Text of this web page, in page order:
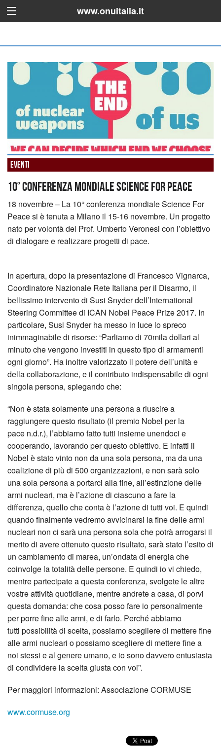
www.onuitalia.it
Eventi
10° Conferenza Mondiale Science For Peace
18 novembre – La 10° conferenza mondiale Science For
Peace si è tenuta a Milano il 15-16 novembre. Un progetto
nato per volontà del Prof. Umberto Veronesi con l’obiettivo
di dialogare e realizzare progetti di pace.
In apertura, dopo la presentazione di Francesco Vignarca,
Coordinatore Nazionale Rete Italiana per il Disarmo, il
bellissimo intervento di Susi Snyder dell’International
Steering Committee di ICAN Nobel Peace Prize 2017. In
particolare, Susi Snyder ha messo in luce lo spreco
inimmaginabile di risorse: “Parliamo di 70mila dollari al
minuto che vengono investiti in questo tipo di armamenti
ogni giorno”. Ha inoltre valorizzato il potere dell’unità e
della collaborazione, e il contributo indispensabile di ogni
singola persona, spiegando che:
“Non è stata solamente una persona a riuscire a
raggiungere questo risultato (il premio Nobel per la
pace n.d.r.), l’abbiamo fatto tutti insieme unendoci e
cooperando, lavorando per questo obiettivo. E infatti il
Nobel è stato vinto non da una sola persona, ma da una
coalizione di più di 500 organizzazioni, e non sarà solo
una sola persona a portarci alla fine, all’estinzione delle
armi nucleari, ma è l’azione di ciascuno a fare la
differenza, quello che conta è l’azione di tutti voi. E quindi
quando finalmente vedremo avvicinarsi la fine delle armi
nucleari non ci sarà una persona sola che potrà arrogarsi il
merito di avere ottenuto questo risultato, sarà stato l’esito di
un cambiamento di marea, un’ondata di energia che
coinvolge la totalità delle persone. E quindi io vi chiedo,
mentre partecipate a questa conferenza, svolgete le altre
vostre attività quotidiane, mentre andrete a casa, di porvi
questa domanda: che cosa posso fare io personalmente
per porre fine alle armi, e di farlo. Perché abbiamo
tutti possibilità di scelta, possiamo scegliere di mettere fine
alle armi nucleari o possiamo scegliere di mettere fine a
noi stessi e al genere umano, e io sono davvero entusiasta
di condividere la scelta giusta con voi”.
Per maggiori informazioni: Associazione CORMUSE
www.cormuse.org